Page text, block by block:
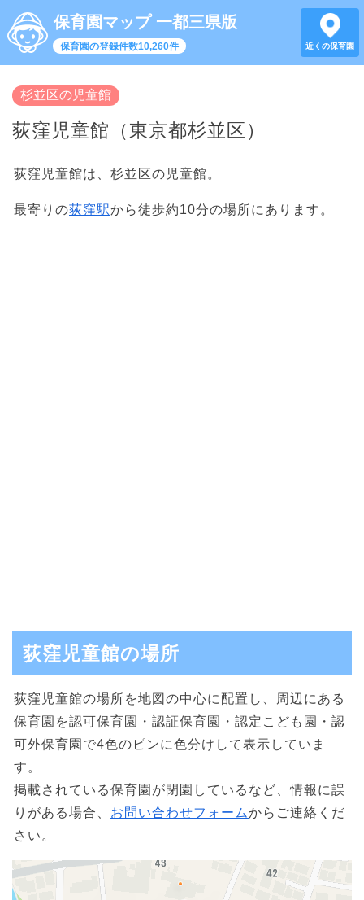
保育園マップ 一都三県版
保育園の登録件数10,260件 近くの保育園
杉並区の児童館
荻窪児童館（東京都杉並区）
荻窪児童館は、杉並区の児童館。
最寄りの荻窪駅から徒歩約10分の場所にあります。
荻窪児童館の場所
荻窪児童館の場所を地図の中心に配置し、周辺にある
保育園を認可保育園・認証保育園・認定こども園・認
可外保育園で4色のピンに色分けして表示していま
す。
掲載されている保育園が閉園しているなど、情報に誤
りがある場合、 お問い合わせフォームからご連絡くだ
さい。